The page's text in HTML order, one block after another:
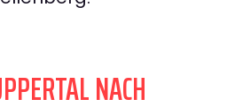
NACH